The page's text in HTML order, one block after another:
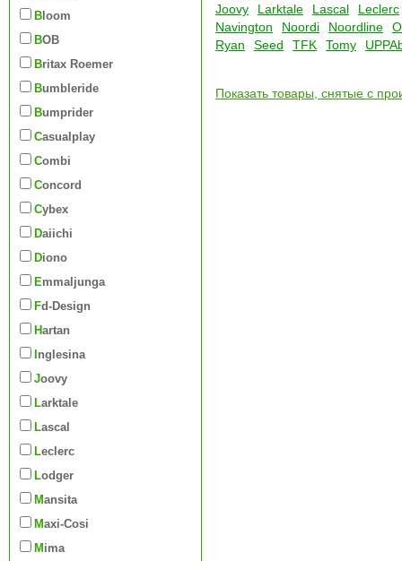
Bloom
BOB
Britax Roemer
Bumbleride
Bumprider
Casualplay
Combi
Concord
Cybex
Daiichi
Diono
Emmaljunga
Fd-Design
Hartan
Inglesina
Joovy
Larktale
Lascal
Leclerc
Lodger
Mansita
Maxi-Cosi
Mima
Joovy
Larktale Lascal
Leclerc
Navington
Noordi Noordline
Ryan
Seed TFK Tomy
Показать товары, снятые с